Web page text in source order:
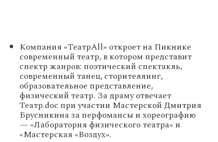
Компания «ТеатрAll» откроет на Пикнике
современный театр, в котором представит
спектр жанров: поэтический спектакль,
современный танец, сторителлинг,
образовательное представление,
физический театр. За драму отвечает
Театр.doc при участии Мастерской Дмитрия
Брусникина за перфомансы и хореографию
— «Лаборатория физического театра» и
«Мастерская «Воздух».